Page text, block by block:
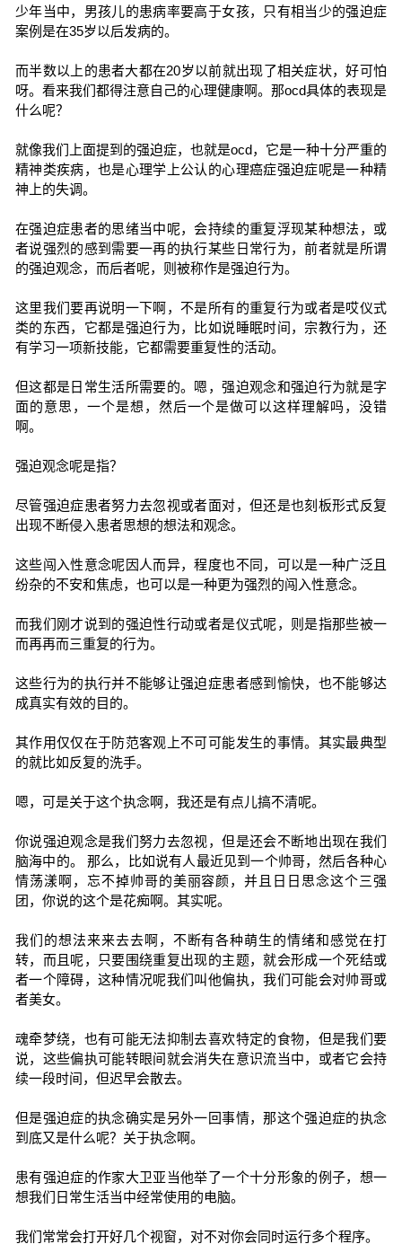
少年当中，男孩儿的患病率要高于女孩，只有相当少的强迫症
案例是在35岁以后发病的。
而半数以上的患者大都在20岁以前就出现了相关症状，好可怕
呀。看来我们都得注意自己的心理健康啊。那ocd具体的表现是
什么呢？
就像我们上面提到的强迫症，也就是ocd，它是一种十分严重的
精神类疾病，也是心理学上公认的心理癌症强迫症呢是一种精
神上的失调。
在强迫症患者的思绪当中呢，会持续的重复浮现某种想法，或
者说强烈的感到需要一再的执行某些日常行为，前者就是所谓
的强迫观念，而后者呢，则被称作是强迫行为。
这里我们要再说明一下啊，不是所有的重复行为或者是哎仪式
类的东西，它都是强迫行为，比如说睡眠时间，宗教行为，还
有学习一项新技能，它都需要重复性的活动。
但这都是日常生活所需要的。嗯，强迫观念和强迫行为就是字
面的意思，一个是想，然后一个是做可以这样理解吗，没错
啊。
强迫观念呢是指？
尽管强迫症患者努力去忽视或者面对，但还是也刻板形式反复
出现不断侵入患者思想的想法和观念。
这些闯入性意念呢因人而异，程度也不同，可以是一种广泛且
纷杂的不安和焦虑，也可以是一种更为强烈的闯入性意念。
而我们刚才说到的强迫性行动或者是仪式呢，则是指那些被一
而再再而三重复的行为。
这些行为的执行并不能够让强迫症患者感到愉快，也不能够达
成真实有效的目的。
其作用仅仅在于防范客观上不可可能发生的事情。其实最典型
的就比如反复的洗手。
嗯，可是关于这个执念啊，我还是有点儿搞不清呢。
你说强迫观念是我们努力去忽视，但是还会不断地出现在我们
脑海中的。 那么，比如说有人最近见到一个帅哥，然后各种心
情荡漾啊，忘不掉帅哥的美丽容颜，并且日日思念这个三强
团，你说的这个是花痴啊。其实呢。
我们的想法来来去去啊，不断有各种萌生的情绪和感觉在打
转，而且呢，只要围绕重复出现的主题，就会形成一个死结或
者一个障碍，这种情况呢我们叫他偏执，我们可能会对帅哥或
者美女。
魂牵梦绕，也有可能无法抑制去喜欢特定的食物，但是我们要
说，这些偏执可能转眼间就会消失在意识流当中，或者它会持
续一段时间，但迟早会散去。
但是强迫症的执念确实是另外一回事情，那这个强迫症的执念
到底又是什么呢？关于执念啊。
患有强迫症的作家大卫亚当他举了一个十分形象的例子，想一
想我们日常生活当中经常使用的电脑。
我们常常会打开好几个视窗，对不对你会同时运行多个程序。